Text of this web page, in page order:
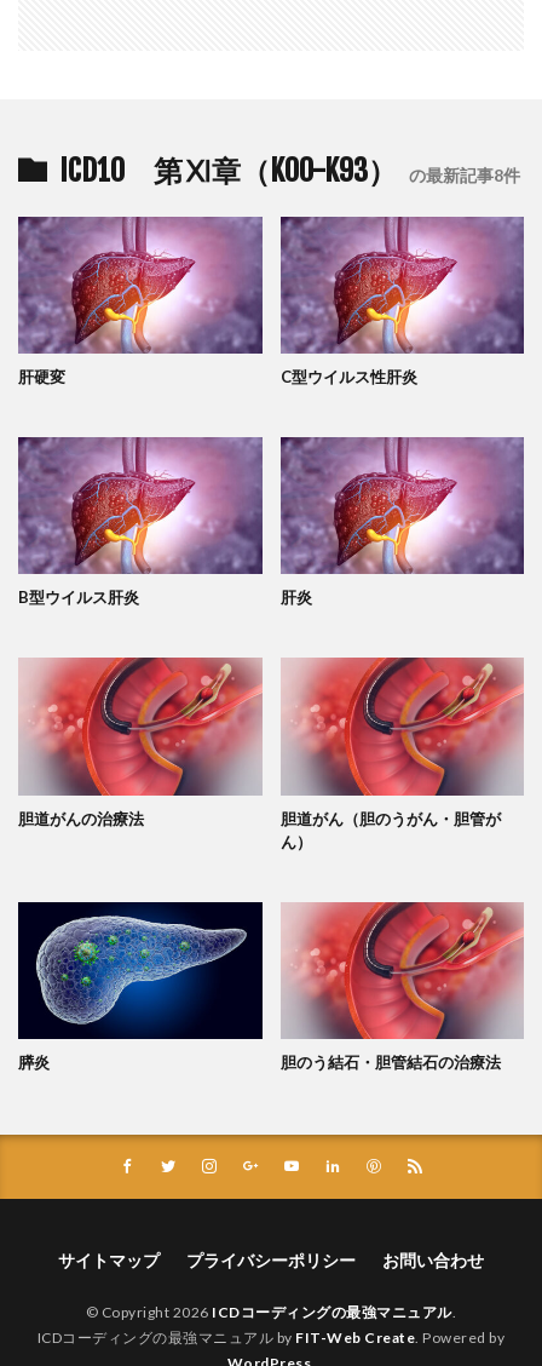
ICD10 第Ⅺ章（K00-K93） の最新記事8件
肝硬変 C型ウイルス性肝炎
B型ウイルス肝炎 肝炎
胆道がんの治療法
胆道がん（胆のうがん・胆管が
ん）
膵炎 胆のう結石・胆管結石の治療法
サイトマップ プライバシーポリシー お問い合わせ
© Copyright 2026 ICDコーディングの最強マニュアル.
ICDコーディングの最強マニュアル by FIT-Web Create. Powered by